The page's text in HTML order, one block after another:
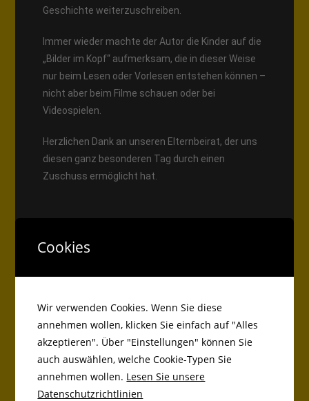
Geschichte weiterzuschreiben.
Immer wieder machte der Autor die Kinder auf die
„Bilder im Kopf“ aufmerksam, die in dieser Weise
nur beim Lesen oder Vorlesen entstehen können –
nicht aber beim Filme schauen oder bei
Videospielen.
Herzlichen Dank an unseren Elternbeirat, der uns
diesen ganz besonderen Tag durch einen
Zuschuss ermöglicht hat.
DAS KÖNNTE DIR AUCH GEFALLEN
Cookies
Wir verwenden Cookies. Wenn Sie diese
annehmen wollen, klicken Sie einfach auf "Alles
akzeptieren". Über "Einstellungen" können Sie
auch auswählen, welche Cookie-Typen Sie
annehmen wollen. Lesen Sie unsere
Datenschutzrichtlinien